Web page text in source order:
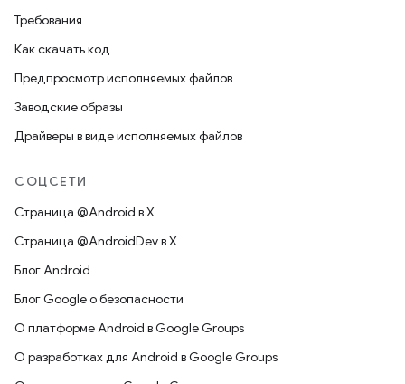
Требования
Как скачать код
Предпросмотр исполняемых файлов
Заводские образы
Драйверы в виде исполняемых файлов
СОЦСЕТИ
Страница @Android в X
Страница @AndroidDev в X
Блог Android
Блог Google о безопасности
О платформе Android в Google Groups
О разработках для Android в Google Groups